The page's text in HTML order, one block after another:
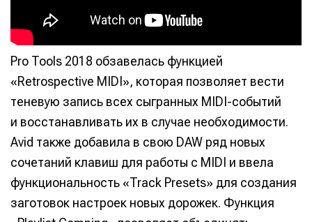
Pro Tools 2018 обзавелась функцией
«Retrospective MIDI», которая позволяет вести
теневую запись всех сыгранных MIDI-событий
и восстанавливать их в случае необходимости.
Avid также добавила в свою DAW ряд новых
сочетаний клавиш для работы с MIDI и ввела
функциональность «Track Presets» для создания
заготовок настроек новых дорожек. Функция